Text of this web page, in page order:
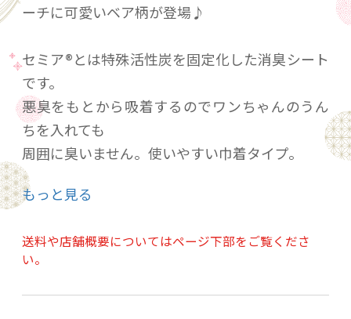
ーチに可愛いベア柄が登場♪
セミア®とは特殊活性炭を固定化した消臭シート
です。
悪臭をもとから吸着するのでワンちゃんのうん
ちを入れても
周囲に臭いません。使いやすい巾着タイプ。
どちらの柄でも可愛いディディベア柄でブル
サイズ ：タテ177mm☓横215m
品質 ：旭化成のセミア®
もっと見る
送料や店舗概要についてはページ下部をご覧くださ
い。